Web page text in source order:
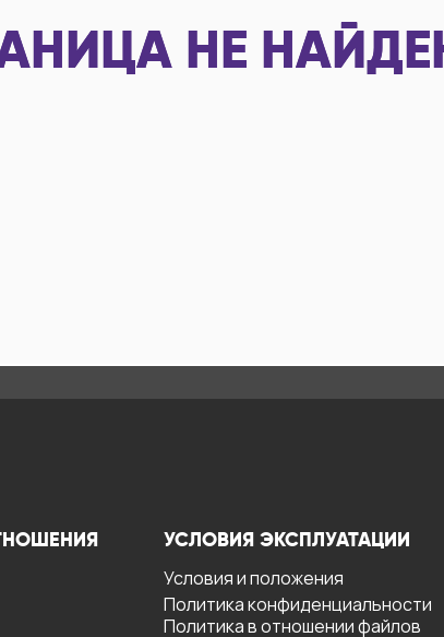
НЕ
УСЛОВИЯ ЭКСПЛУАТАЦИИ
Условия и положения
Политика конфиденциальности
Политика в отношении файлов